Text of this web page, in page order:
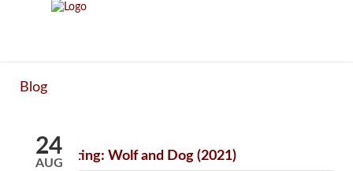
Blog
24
AUG
Asta Gröting: Wolf and Dog (2021)